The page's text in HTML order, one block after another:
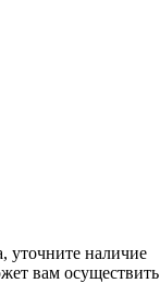
уточните наличие
вам осуществить